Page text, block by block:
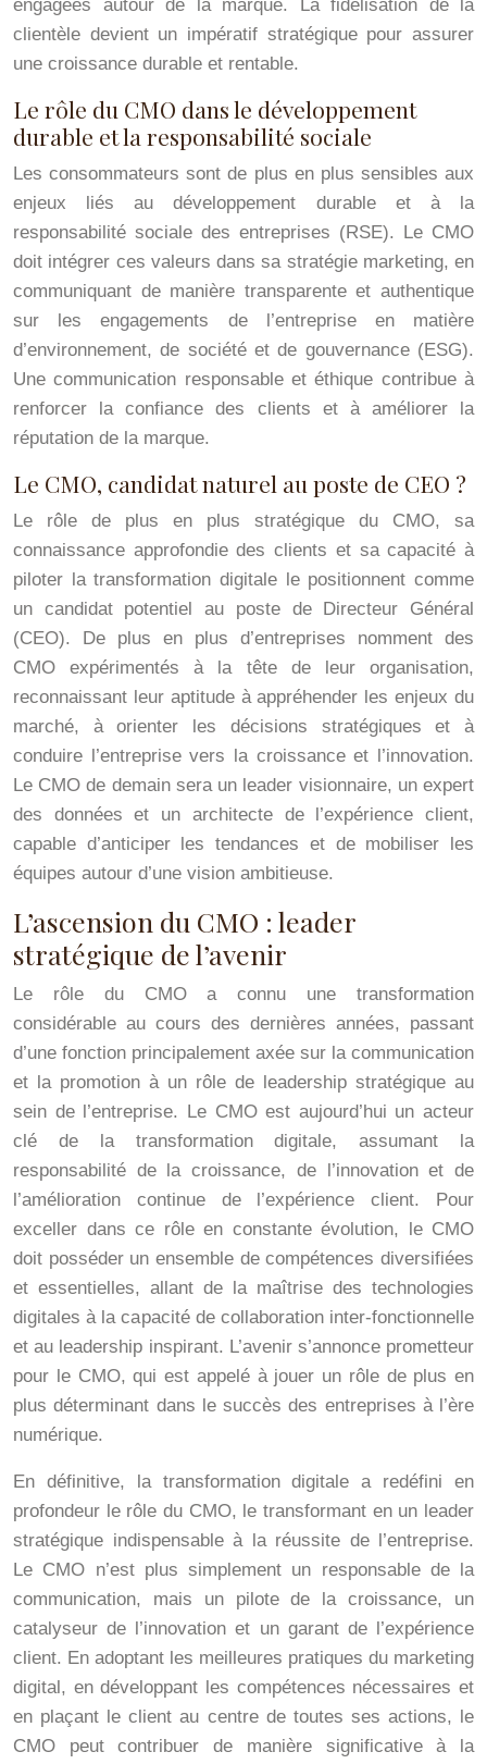
engagées autour de la marque. La fidélisation de la
clientèle devient un impératif stratégique pour assurer
une croissance durable et rentable.
Le rôle du CMO dans le développement
durable et la responsabilité sociale
Les consommateurs sont de plus en plus sensibles aux
enjeux liés au développement durable et à la
responsabilité sociale des entreprises (RSE). Le CMO
doit intégrer ces valeurs dans sa stratégie marketing, en
communiquant de manière transparente et authentique
sur les engagements de l’entreprise en matière
d’environnement, de société et de gouvernance (ESG).
Une communication responsable et éthique contribue à
renforcer la confiance des clients et à améliorer la
réputation de la marque.
Le CMO, candidat naturel au poste de CEO ?
Le rôle de plus en plus stratégique du CMO, sa
connaissance approfondie des clients et sa capacité à
piloter la transformation digitale le positionnent comme
un candidat potentiel au poste de Directeur Général
(CEO). De plus en plus d’entreprises nomment des
CMO expérimentés à la tête de leur organisation,
reconnaissant leur aptitude à appréhender les enjeux du
marché, à orienter les décisions stratégiques et à
conduire l’entreprise vers la croissance et l’innovation.
Le CMO de demain sera un leader visionnaire, un expert
des données et un architecte de l’expérience client,
capable d’anticiper les tendances et de mobiliser les
équipes autour d’une vision ambitieuse.
L’ascension du CMO : leader
stratégique de l’avenir
Le rôle du CMO a connu une transformation
considérable au cours des dernières années, passant
d’une fonction principalement axée sur la communication
et la promotion à un rôle de leadership stratégique au
sein de l’entreprise. Le CMO est aujourd’hui un acteur
clé de la transformation digitale, assumant la
responsabilité de la croissance, de l’innovation et de
l’amélioration continue de l’expérience client. Pour
exceller dans ce rôle en constante évolution, le CMO
doit posséder un ensemble de compétences diversifiées
et essentielles, allant de la maîtrise des technologies
digitales à la capacité de collaboration inter-fonctionnelle
et au leadership inspirant. L’avenir s’annonce prometteur
pour le CMO, qui est appelé à jouer un rôle de plus en
plus déterminant dans le succès des entreprises à l’ère
numérique.
En définitive, la transformation digitale a redéfini en
profondeur le rôle du CMO, le transformant en un leader
stratégique indispensable à la réussite de l’entreprise.
Le CMO n’est plus simplement un responsable de la
communication, mais un pilote de la croissance, un
catalyseur de l’innovation et un garant de l’expérience
client. En adoptant les meilleures pratiques du marketing
digital, en développant les compétences nécessaires et
en plaçant le client au centre de toutes ses actions, le
CMO peut contribuer de manière significative à la